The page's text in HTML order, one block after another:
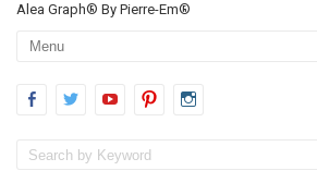
Alea Graph® By Pierre-Em®